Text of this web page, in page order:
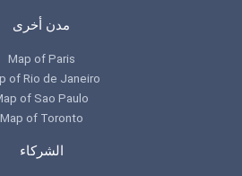
مدن أخرى
Map of Paris
of Rio de Janeiro
of Sao Paulo
Map of Toronto
الشركاء